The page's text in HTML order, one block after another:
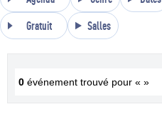
Gratuit Salles
0 événement trouvé pour « »